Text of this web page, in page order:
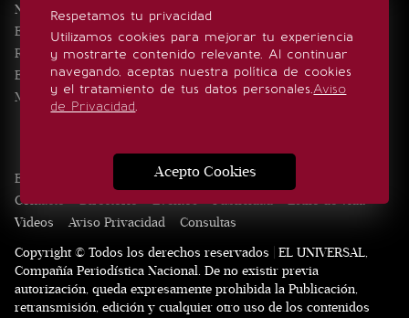
Respetamos tu privacidad
Utilizamos cookies para mejorar tu experiencia
y mostrarte contenido relevante. Al continuar
navegando, aceptas nuestra política de cookies
y el tratamiento de tus datos personales.Aviso
de Privacidad.
Acepto Cookies
Noticias
Eventos
Realeza
Estilo de vida
Minuto x Minuto
SÍGUENOS
Edición Impresa Noticias Quiénes somos
Contacto
Directorio Eventos Publicidad
Estilo de vida
Videos
Aviso Privacidad
Consultas
Copyright © Todos los derechos reservados | EL UNIVERSAL,
Compañía Periodística Nacional. De no existir previa
autorización, queda expresamente prohibida la Publicación,
retransmisión, edición y cualquier otro uso de los contenidos